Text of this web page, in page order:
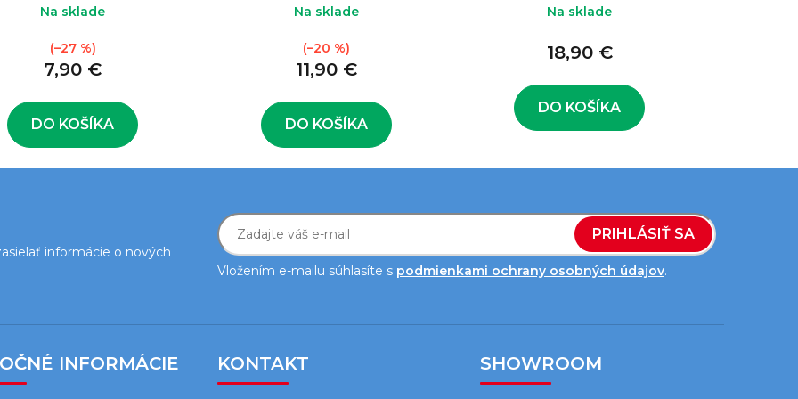
Na sklade
7,90 €
(–27 %)
DO KOŠÍKA
Na sklade
11,90 €
(–20 %)
DO KOŠÍKA
Na sklade
18,90 €
DO KOŠÍKA
informácie o nových
Vložením e-mailu súhlasíte s podmienkami ochrany osobných údajov.
PRIHLÁSIŤ SA
INFORMÁCIE KONTAKT SHOWROOM